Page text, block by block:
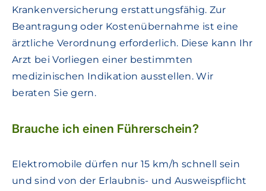
Krankenversicherung erstattungsfähig. Zur
Beantragung oder Kostenübernahme ist eine
ärztliche Verordnung erforderlich. Diese kann Ihr
Arzt bei Vorliegen einer bestimmten
medizinischen Indikation ausstellen. Wir
beraten Sie gern.
Brauche ich einen Führerschein?
Elektromobile dürfen nur 15 km/h schnell sein
und sind von der Erlaubnis- und Ausweispflicht